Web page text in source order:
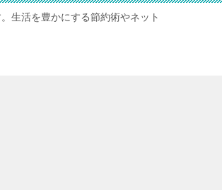
生活を豊かにする節約術やネット